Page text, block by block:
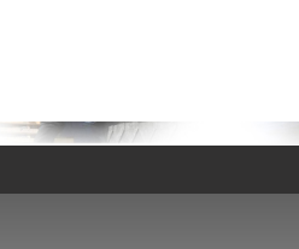
Vesoul
Chalon-sur-Saône